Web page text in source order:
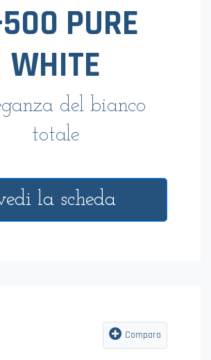
PURE
WHITE
del bianco
totale
la scheda
Compara